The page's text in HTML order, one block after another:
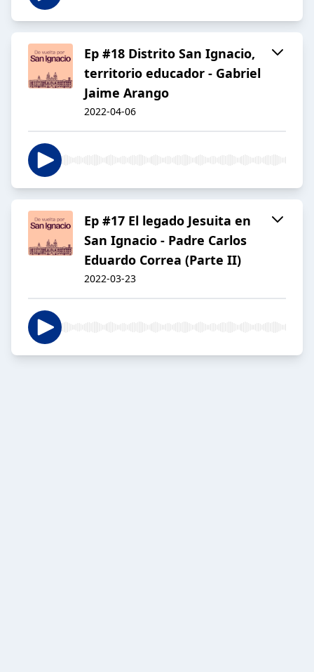
Ep #18 Distrito San Ignacio,
territorio educador - Gabriel
Jaime Arango
2022-04-06
Ep #17 El legado Jesuita en
San Ignacio - Padre Carlos
Eduardo Correa (Parte II)
2022-03-23